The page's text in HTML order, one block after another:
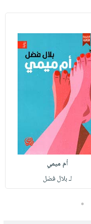
أم ميمي
لـ بلال فضل
5